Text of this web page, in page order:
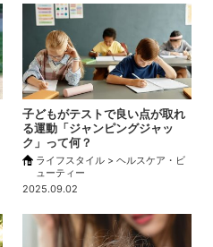
子どもがテストで良い点が取れ
る運動「ジャンピングジャッ
ク」って何？
ライフスタイル > ヘルスケア・ビ
ューティー
2025.09.02